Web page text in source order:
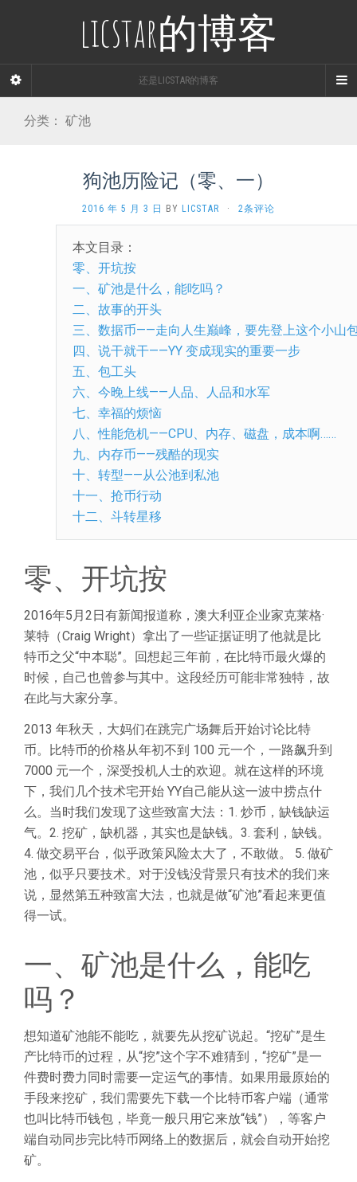
licstar的博客
还是LICSTAR的博客
分类： 矿池
狗池历险记（零、一）
2016 年 5 月 3 日 BY LICSTAR · 2条评论
本文目录：
零、开坑按
一、矿池是什么，能吃吗？
二、故事的开头
三、数据币——走向人生巅峰，要先登上这个小山
四、说干就干——YY 变成现实的重要一步
五、包工头
六、今晚上线——人品、人品和水军
七、幸福的烦恼
八、性能危机——CPU、内存、磁盘，成本啊……
九、内存币——残酷的现实
十、转型——从公池到私池
十一、抢币行动
十二、斗转星移
零、开坑按
2016年5月2日有新闻报道称，澳大利亚企业家克莱格·
莱特（Craig Wright）拿出了一些证据证明了他就是比
特币之父“中本聪”。回想起三年前，在比特币最火爆的
时候，自己也曾参与其中。这段经历可能非常独特，故
在此与大家分享。
2013 年秋天，大妈们在跳完广场舞后开始讨论比特
币。比特币的价格从年初不到 100 元一个，一路飙升到
7000 元一个，深受投机人士的欢迎。就在这样的环境
下，我们几个技术宅开始 YY自己能从这一波中捞点什
么。当时我们发现了这些致富大法：1. 炒币，缺钱缺运
气。2. 挖矿，缺机器，其实也是缺钱。3. 套利，缺钱。
4. 做交易平台，似乎政策风险太大了，不敢做。 5. 做矿
池，似乎只要技术。对于没钱没背景只有技术的我们来
说，显然第五种致富大法，也就是做“矿池”看起来更值
得一试。
一、矿池是什么，能吃
吗？
想知道矿池能不能吃，就要先从挖矿说起。“挖矿”是生
产比特币的过程，从“挖”这个字不难猜到，“挖矿”是一
件费时费力同时需要一定运气的事情。如果用最原始的
手段来挖矿，我们需要先下载一个比特币客户端（通常
也叫比特币钱包，毕竟一般只用它来放“钱”），等客户
端自动同步完比特币网络上的数据后，就会自动开始挖
矿。